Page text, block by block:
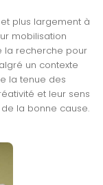
plus largement à
mobilisation
la recherche pour
un contexte
la tenue des
et leur sens
la bonne cause.